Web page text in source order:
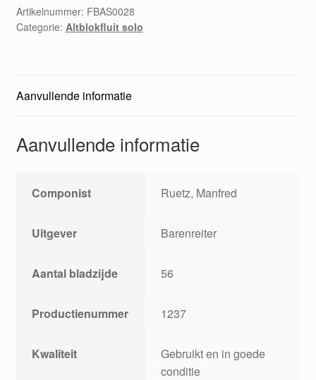
Artikelnummer: FBAS0028
Categorie: Altblokfluit solo
Aanvullende informatie
Aanvullende informatie
Componist Ruetz, Manfred
Uitgever Barenreiter
Aantal bladzijde 56
Productienummer 1237
Kwaliteit
Gebruikt en in goede
conditie